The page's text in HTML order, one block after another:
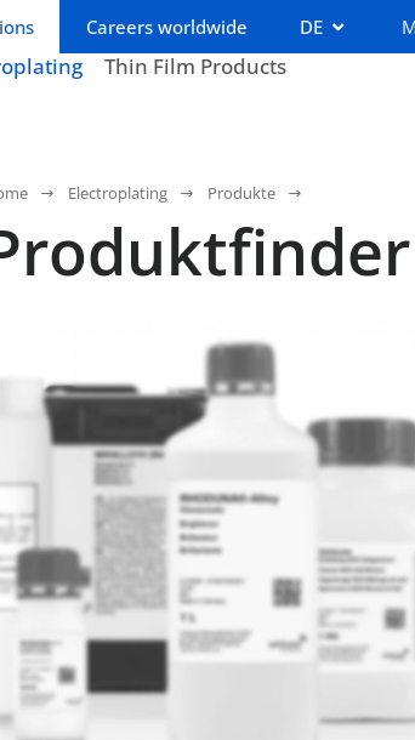
Careers worldwide DE
Thin Film Products
Electroplating Produkte